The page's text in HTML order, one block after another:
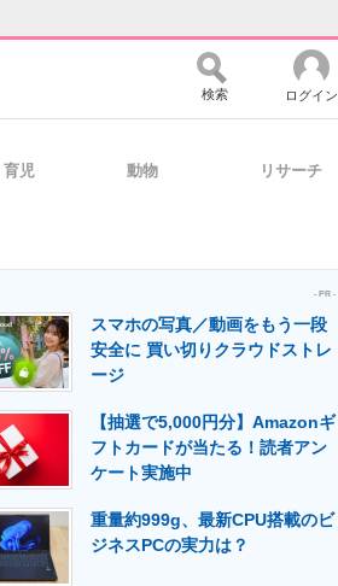
ニティ マーケ×ITの今がよく分かる
支援
ィア 建設×テクノロジーの最前線
検索 ログイン
育児 動物 リサーチ
- PR -
スマホの写真／動画をもう一段
安全に 買い切りクラウドストレ
ージ
【抽選で5,000円分】Amazonギ
フトカードが当たる！読者アン
ケート実施中
重量約999g、最新CPU搭載のビ
ジネスPCの実力は？